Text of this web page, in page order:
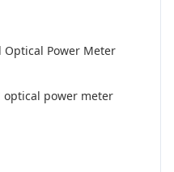
Power Meter
power meter